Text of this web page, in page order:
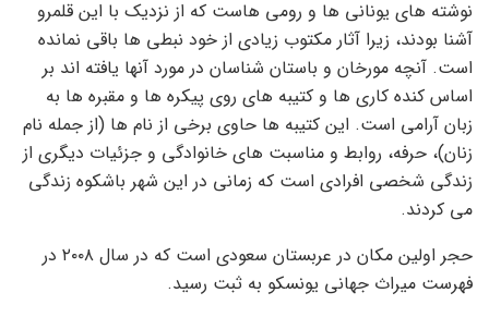
نوشته های یونانی ها و رومی هاست که از نزدیک با این قلمرو
آشنا بودند، زیرا آثار مکتوب زیادی از خود نبطی ها باقی نمانده
است. آنچه مورخان و باستان شناسان در مورد آنها یافته اند بر
اساس کنده کاری ها و کتیبه های روی پیکره ها و مقبره ها به
زبان آرامی است. این کتیبه ها حاوی برخی از نام ها (از جمله نام
زنان)، حرفه، روابط و مناسبت های خانوادگی و جزئیات دیگری از
زندگی شخصی افرادی است که زمانی در این شهر باشکوه زندگی
می کردند.
حجر اولین مکان در عربستان سعودی است که در سال ۲۰۰۸ در
فهرست میراث جهانی یونسکو به ثبت رسید.